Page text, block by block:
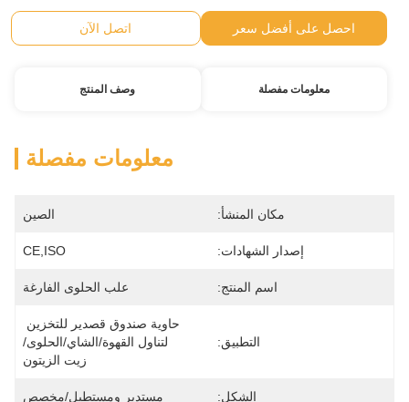
احصل على أفضل سعر اتصل الآن
معلومات مفصلة وصف المنتج
معلومات مفصلة
مكان المنشأ: الصين
إصدار الشهادات: CE,ISO
اسم المنتج: علب الحلوى الفارغة
التطبيق:
لتناول القهوة/الشاي/الحلوى/
زيت الزيتون
الشكل: مستدير ومستطيل/مخصص